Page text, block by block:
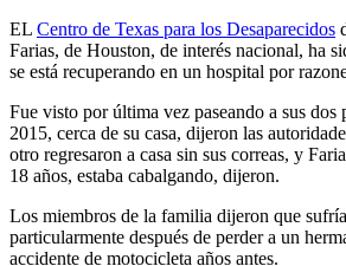
EL Centro de Texas para los Desaparecidos
Farias, de Houston, de interés nacional, ha
se está recuperando en un hospital por
Fue visto por última vez paseando a sus dos
2015, cerca de su casa, dijeron las
otro regresaron a casa sin sus correas, y
18 años, estaba cabalgando, dijeron.
Los miembros de la familia dijeron que
particularmente después de perder a un
accidente de motocicleta años antes.